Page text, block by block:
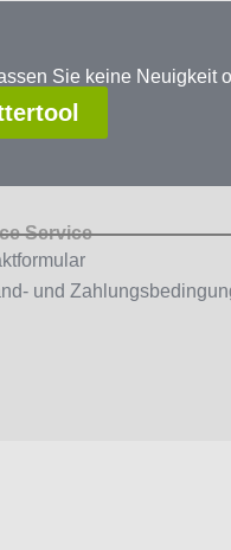
Sie keine Neuigkeit
Service
und